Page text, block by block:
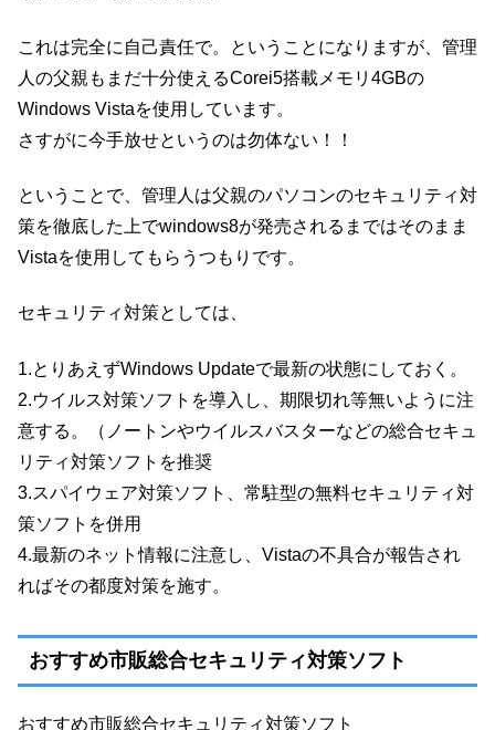
これは完全に自己責任で。ということになりますが、管理
人の父親もまだ十分使えるCorei5搭載メモリ4GBの
Windows Vistaを使用しています。
さすがに今手放せというのは勿体ない！！
ということで、管理人は父親のパソコンのセキュリティ対
策を徹底した上でwindows8が発売されるまではそのまま
Vistaを使用してもらうつもりです。
セキュリティ対策としては、
1.とりあえずWindows Updateで最新の状態にしておく。
2.ウイルス対策ソフトを導入し、期限切れ等無いように注
意する。（ノートンやウイルスバスターなどの総合セキュ
リティ対策ソフトを推奨
3.スパイウェア対策ソフト、常駐型の無料セキュリティ対
策ソフトを併用
4.最新のネット情報に注意し、Vistaの不具合が報告され
ればその都度対策を施す。
おすすめ市販総合セキュリティ対策ソフト
おすすめ市販総合セキュリティ対策ソフト